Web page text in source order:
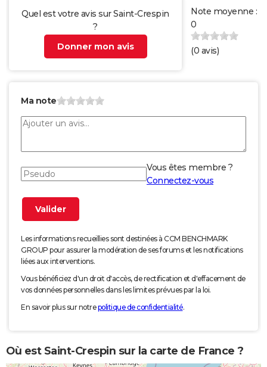
Quel est votre avis sur Saint-Crespin
?
Donner mon avis
Note moyenne :
0
(0 avis)
Ma note
Vous êtes membre ?
Connectez-vous
Les informations recueillies sont destinées à CCM BENCHMARK
GROUP pour assurer la modération de ses forums et les notifications
liées aux interventions.
Vous bénéficiez d'un droit d'accès, de rectification et d'effacement de
vos données personnelles dans les limites prévues par la loi.
En savoir plus sur notrepolitique de confidentialité.
Où est Saint-Crespin sur la carte de France ?